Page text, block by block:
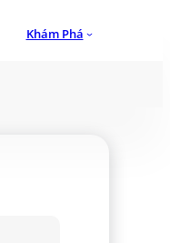
Khám Phá